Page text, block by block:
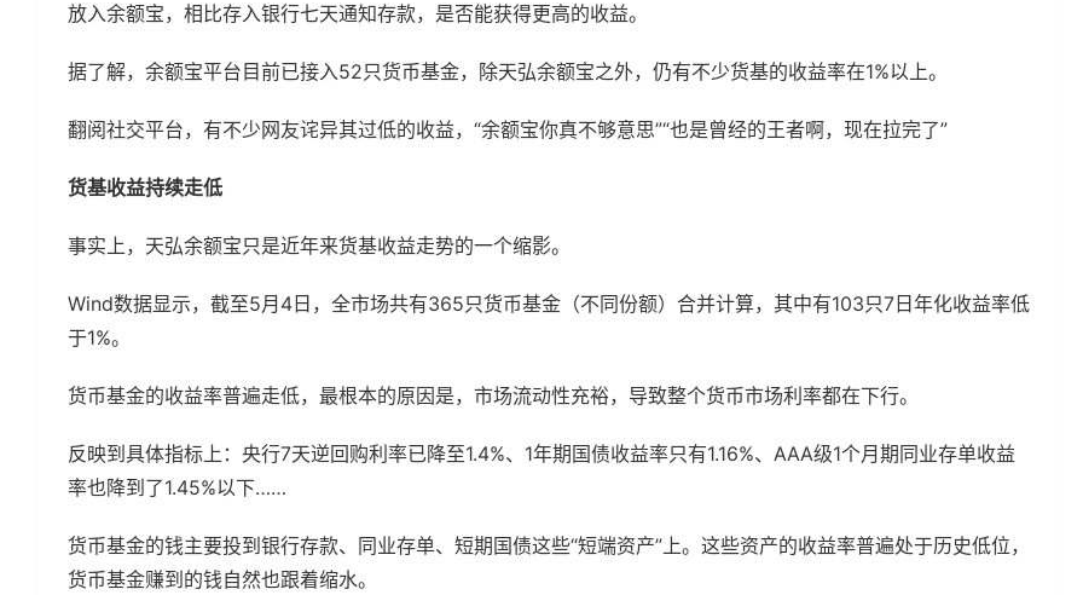
放入余额宝，相比存入银行七天通知存款，是否能获得更高的收益。
据了解，余额宝平台目前已接入52只货币基金，除天弘余额宝之外，仍有不少货基的收益率在1%以上。
翻阅社交平台，有不少网友诧异其过低的收益，“余额宝你真不够意思”“也是曾经的王者啊，现在拉完了”
货基收益持续走低
事实上，天弘余额宝只是近年来货基收益走势的一个缩影。
Wind数据显示，截至5月4日，全市场共有365只货币基金（不同份额）合并计算，其中有103只7日年化收益率低
于1%。
货币基金的收益率普遍走低，最根本的原因是，市场流动性充裕，导致整个货币市场利率都在下行。
反映到具体指标上：央行7天逆回购利率已降至1.4%、1年期国债收益率只有1.16%、AAA级1个月期同业存单收益
率也降到了1.45%以下……
货币基金的钱主要投到银行存款、同业存单、短期国债这些“短端资产”上。这些资产的收益率普遍处于历史低位，
货币基金赚到的钱自然也跟着缩水。